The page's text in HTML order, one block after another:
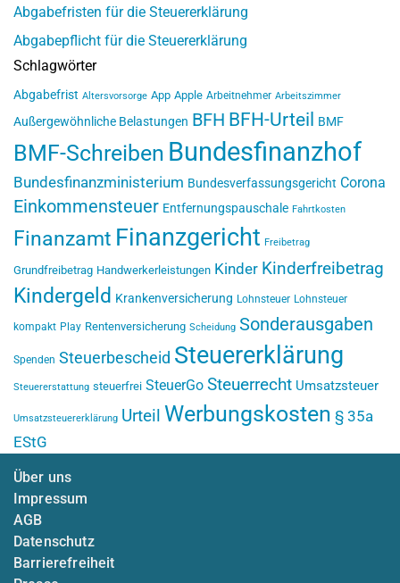
Abgabefristen für die Steuererklärung
Abgabepflicht für die Steuererklärung
Schlagwörter
Abgabefrist Altersvorsorge App Apple Arbeitnehmer Arbeitszimmer
Außergewöhnliche Belastungen BFH BFH-Urteil BMF
BMF-Schreiben Bundesfinanzhof
Bundesfinanzministerium Bundesverfassungsgericht Corona
Einkommensteuer Entfernungspauschale Fahrtkosten
Finanzamt Finanzgericht Freibetrag
Grundfreibetrag Handwerkerleistungen Kinder Kinderfreibetrag
Kindergeld Krankenversicherung Lohnsteuer Lohnsteuer
kompakt Play Rentenversicherung Scheidung Sonderausgaben
Spenden Steuerbescheid Steuererklärung
Steuererstattung steuerfrei SteuerGo Steuerrecht Umsatzsteuer
Umsatzsteuererklärung Urteil Werbungskosten § 35a
EStG
Über uns
Impressum
AGB
Datenschutz
Barrierefreiheit